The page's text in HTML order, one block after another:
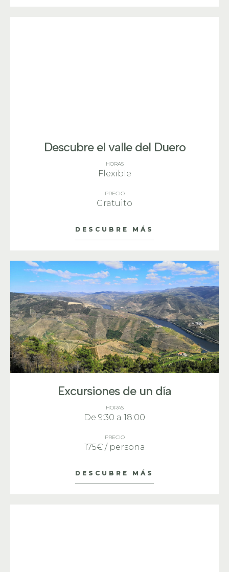
Descubre el valle del Duero
HORAS
Flexible
PRECIO
Gratuito
DESCUBRE MÁS
Excursiones de un día
HORAS
De 9:30 a 18:00
PRECIO
175€ / persona
DESCUBRE MÁS